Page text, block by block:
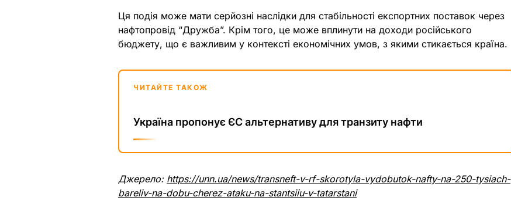
Ця подія може мати серйозні наслідки для стабільності експортних поставок через
нафтопровід “Дружба”. Крім того, це може вплинути на доходи російського
бюджету, що є важливим у контексті економічних умов, з якими стикається країна.
ЧИТАЙТЕ ТАКОЖ
Україна пропонує ЄС альтернативу для транзиту нафти
Джерело: https://unn.ua/news/transneft-v-rf-skorotyla-vydobutok-nafty-na-250-tysiach-
bareliv-na-dobu-cherez-ataku-na-stantsiiu-v-tatarstani